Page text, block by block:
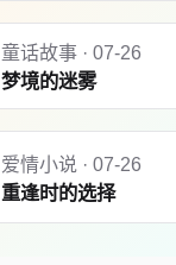
童话故事 · 07-26
梦境的迷雾
爱情小说 · 07-26
重逢时的选择